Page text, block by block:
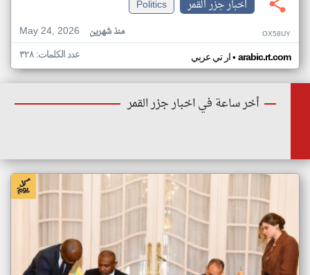
اخبار جزر القمر
Politics
May 24, 2026
منذ شهرين OX58UY
ار تي عربي• arabic.rt.com عدد الكلمات: ٣٢٨
أخر ساعة في اخبار جزر القمر